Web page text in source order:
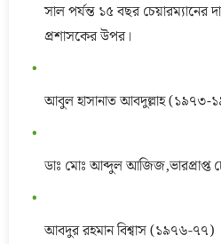
সাল পর্যন্ত ১৫ বছর চেয়ারম্যানের
প্রশাসকের উপর।
আবুল হাসানাত আবদুল্লাহ (১৯৭৩-
ডাঃ মোঃ আব্দুল আজিজ,ভারপ্রাপ্ত
আবদুর রহমান বিশ্বাস (১৯৭৬-৭৭)